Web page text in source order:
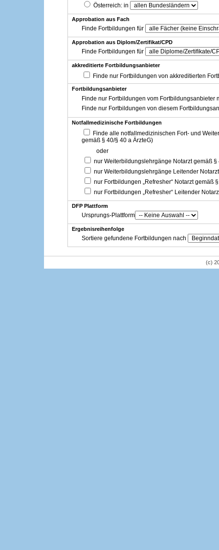
Österreich: in
Approbation aus Fach
Finde Fortbildungen für
Approbation aus Diplom/Zertifikat/CPD
Finde Fortbildungen für
akkreditierte Fortbildungsanbieter
Finde nur Fortbildungen von akkreditierten
Fortbildungsanbieter
Finde nur Fortbildungen vom Fortbildungsanbieter
Finde nur Fortbildungen von diesem
Notfallmedizinische Fortbildungen
Finde alle notfallmedizinischen Fort- und
gemäß § 40/§ 40 a ÄrzteG)
oder
nur Weiterbildungslehrgänge Notarzt gemäß §
nur Weiterbildungslehrgänge Leitender
nur Fortbildungen „Refresher“ Notarzt gemäß
nur Fortbildungen „Refresher“ Leitender
DFP Plattform
Ursprungs-Plattform
Ergebnisreihenfolge
Sortiere gefundene Fortbildungen nach
(c)